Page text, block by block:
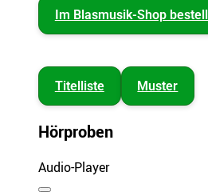
Im Blasmusik-Shop
Titelliste Muster
Hörproben
Audio-Player